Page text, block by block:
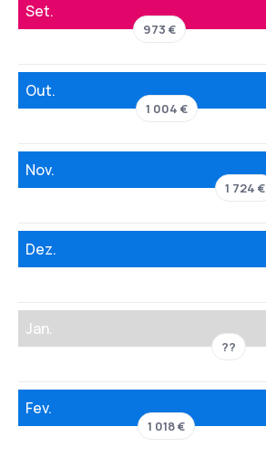
Set.
973 €
Out.
1 004 €
Nov.
1 724 €
Dez.
Jan.
??
Fev.
1 018 €